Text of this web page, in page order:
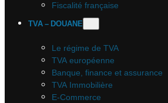
Fiscalité française
TVA – DOUANE
Le régime de TVA
TVA européenne
Banque, finance et assurance
TVA Immobilière
E-Commerce